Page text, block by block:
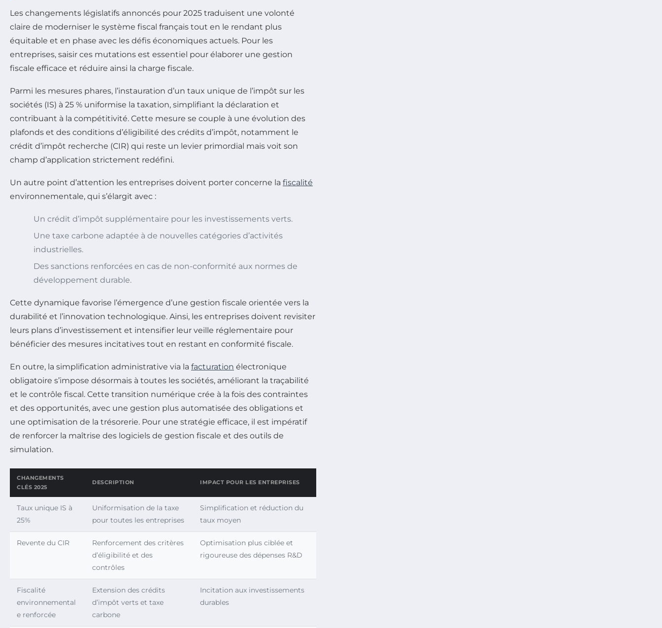
Les changements législatifs annoncés pour 2025 traduisent une volonté
claire de moderniser le système fiscal français tout en le rendant plus
équitable et en phase avec les défis économiques actuels. Pour les
entreprises, saisir ces mutations est essentiel pour élaborer une gestion
fiscale efficace et réduire ainsi la charge fiscale.
Parmi les mesures phares, l’instauration d’un taux unique de l’impôt sur les
sociétés (IS) à 25 % uniformise la taxation, simplifiant la déclaration et
contribuant à la compétitivité. Cette mesure se couple à une évolution des
plafonds et des conditions d’éligibilité des crédits d’impôt, notamment le
crédit d’impôt recherche (CIR) qui reste un levier primordial mais voit son
champ d’application strictement redéfini.
Un autre point d’attention les entreprises doivent porter concerne la fiscalité
environnementale, qui s’élargit avec :
Un crédit d’impôt supplémentaire pour les investissements verts.
Une taxe carbone adaptée à de nouvelles catégories d’activités
industrielles.
Des sanctions renforcées en cas de non-conformité aux normes de
développement durable.
Cette dynamique favorise l’émergence d’une gestion fiscale orientée vers la
durabilité et l’innovation technologique. Ainsi, les entreprises doivent revisiter
leurs plans d’investissement et intensifier leur veille réglementaire pour
bénéficier des mesures incitatives tout en restant en conformité fiscale.
En outre, la simplification administrative via la facturation électronique
obligatoire s’impose désormais à toutes les sociétés, améliorant la traçabilité
et le contrôle fiscal. Cette transition numérique crée à la fois des contraintes
et des opportunités, avec une gestion plus automatisée des obligations et
une optimisation de la trésorerie. Pour une stratégie efficace, il est impératif
de renforcer la maîtrise des logiciels de gestion fiscale et des outils de
simulation.
CHANGEMENTS
CLÉS 2025
DESCRIPTION IMPACT POUR LES ENTREPRISES
Taux unique IS à
25%
Uniformisation de la taxe
pour toutes les entreprises
Simplification et réduction du
taux moyen
Revente du CIR
Renforcement des critères
d’éligibilité et des
contrôles
Optimisation plus ciblée et
rigoureuse des dépenses R&D
Fiscalité
environnemental
e renforcée
Extension des crédits
d’impôt verts et taxe
carbone
Incitation aux investissements
durables